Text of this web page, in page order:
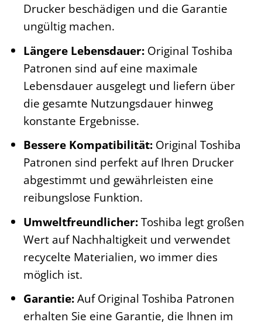
Drucker beschädigen und die Garantie
ungültig machen.
Längere Lebensdauer:Original Toshiba
Patronen sind auf eine maximale
Lebensdauer ausgelegt und liefern über
die gesamte Nutzungsdauer hinweg
konstante Ergebnisse.
Bessere Kompatibilität:Original Toshiba
Patronen sind perfekt auf Ihren Drucker
abgestimmt und gewährleisten eine
reibungslose Funktion.
Umweltfreundlicher:Toshiba legt großen
Wert auf Nachhaltigkeit und verwendet
recycelte Materialien, wo immer dies
möglich ist.
Garantie:Auf Original Toshiba Patronen
erhalten Sie eine Garantie, die Ihnen im